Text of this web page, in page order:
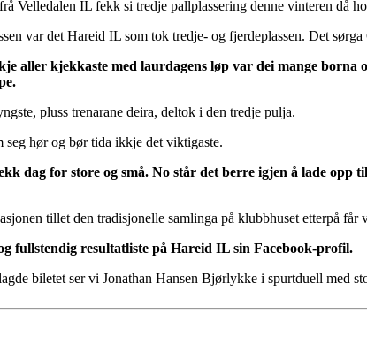
Velledalen IL fekk si tredje pallplassering denne vinteren då
var det Hareid IL som tok tredje- og fjerdeplassen. Det
aller kjekkaste med laurdagens løp var dei mange
pluss trenarane deira, deltok i den tredje pulja.
seg hør og bør tida ikkje det viktigaste.
dag for store og små. No står det berre igjen å lade opp
tillet den tradisjonelle samlinga på klubbhuset etterpå får
fullstendig resultatliste på Hareid IL sin Facebook-profil.
biletet ser vi Jonathan Hansen Bjørlykke i spurtduell med